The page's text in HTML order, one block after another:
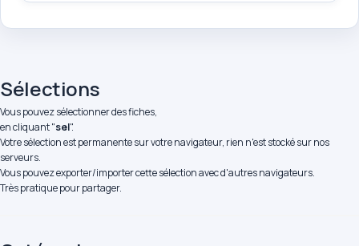
Sélections
Vous pouvez sélectionner des fiches,
en cliquant "sel".
Votre sélection est permanente sur votre navigateur, rien n'est stocké sur nos
serveurs.
Vous pouvez exporter/importer cette sélection avec d'autres navigateurs.
Très pratique pour partager.